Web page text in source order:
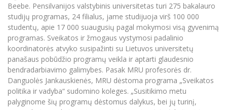
Universiteto teatras
MRU pop vokalinis ansamblis (vadovas Artūras
Novikas)
MRU merginų choras
Neformaliuoju ir (ar) savišvietos būdu įgytų
kompetencijų vertinimas ir pripažinimas
Studijų organizavimas
Erasmus+ mobilumas praktikoms (SMP)
Kitos galimybės
Partnerystės
Azijos centras
Vilniaus Karaliaus Sedžiongo institutas
Frankofoniškų šalių studijų centras
Emocinė gerovė
Mokslo laboratorijos
Žmogaus, aplinkos ir technologijų (HET)
Doktorantūra
Projektai
Akademinė leidyba
Veiklos dokumentai
Akademinė etika
Darbas MRU
Universiteto simbolika
Atributika
Sūduvos akademija
Tinklalaidės
Bakalauro studijos
Magistrantūros studijos
Vadovų MBA
Švietimo ir kultūros vadovų MPA
Teisės LL.M.
Papildomosios studijos
Beebe. Pensilvanijos valstybinis universitetas turi 275 bakalauro
studijų programas, 24 filialus, jame studijuoja virš 100 000
studentų, apie 17 000 suaugusių pagal mokymosi visą gyvenimą
programas. Sveikatos ir žmogaus vystymosi padalinio
koordinatorės atvyko susipažinti su Lietuvos universitetų
panašaus pobūdžio programų veikla ir aptarti glaudesnio
bendradarbiavimo galimybes. Pasak MRU profesorės dr.
Danguolės Jankauskienės, MRU dėstoma programa „Sveikatos
politika ir vadyba“ sudomino koleges. „Susitikimo metu
palyginome šių programų dėstomus dalykus, bei jų turinį,